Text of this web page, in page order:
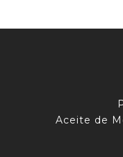
Aceite de